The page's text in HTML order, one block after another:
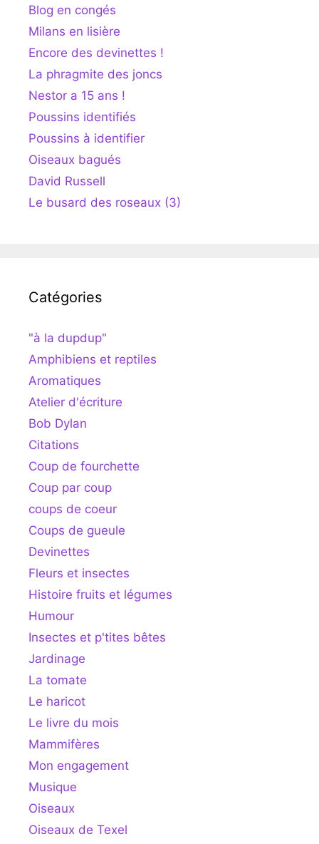
Blog en congés
Milans en lisière
Encore des devinettes !
La phragmite des joncs
Nestor a 15 ans !
Poussins identifiés
Poussins à identifier
Oiseaux bagués
David Russell
Le busard des roseaux (3)
Catégories
"à la dupdup"
Amphibiens et reptiles
Aromatiques
Atelier d'écriture
Bob Dylan
Citations
Coup de fourchette
Coup par coup
coups de coeur
Coups de gueule
Devinettes
Fleurs et insectes
Histoire fruits et légumes
Humour
Insectes et p'tites bêtes
Jardinage
La tomate
Le haricot
Le livre du mois
Mammifères
Mon engagement
Musique
Oiseaux
Oiseaux de Texel